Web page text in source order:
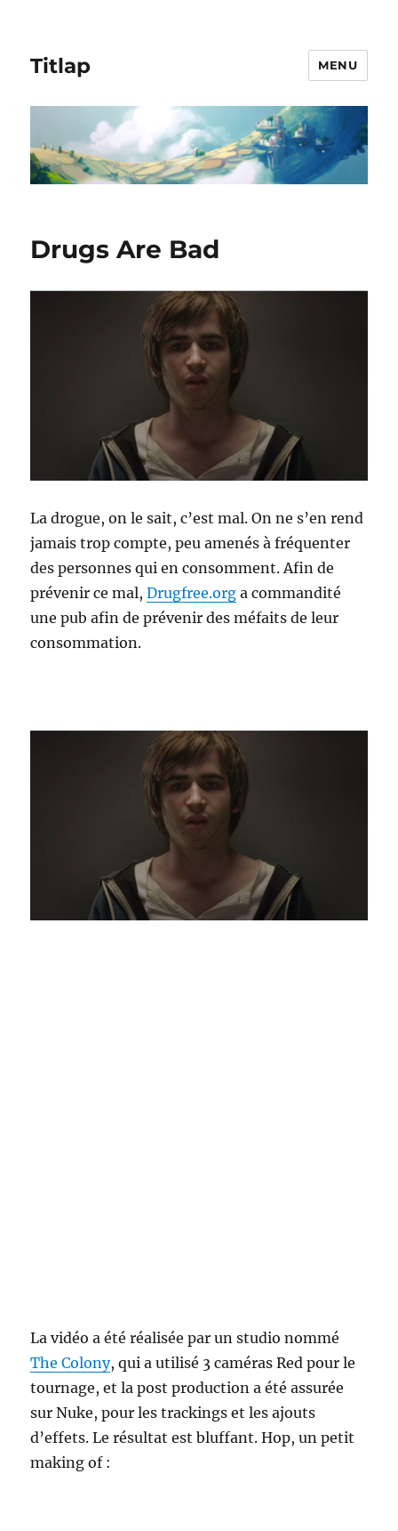
Titlap MENU
Drugs Are Bad
La drogue, on le sait, c’est mal. On ne s’en rend
jamais trop compte, peu amenés à fréquenter
des personnes qui en consomment. Afin de
prévenir ce mal,Drugfree.org a commandité
une pub afin de prévenir des méfaits de leur
consommation.
La vidéo a été réalisée par un studio nommé
The Colony, qui a utilisé 3 caméras Red pour le
tournage, et la post production a été assurée
sur Nuke, pour les trackings et les ajouts
d’effets. Le résultat est bluffant. Hop, un petit
making of :